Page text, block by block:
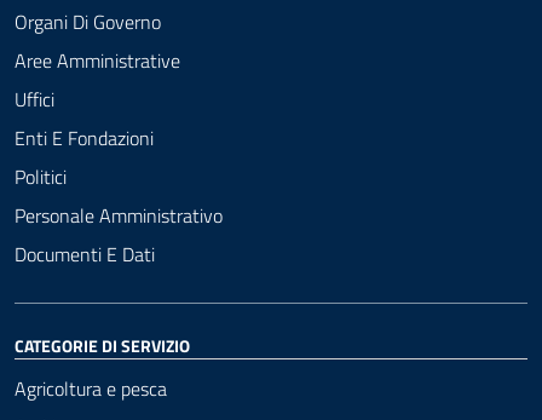
Organi Di Governo
Aree Amministrative
Uffici
Enti E Fondazioni
Politici
Personale Amministrativo
Documenti E Dati
CATEGORIE DI SERVIZIO
Agricoltura e pesca